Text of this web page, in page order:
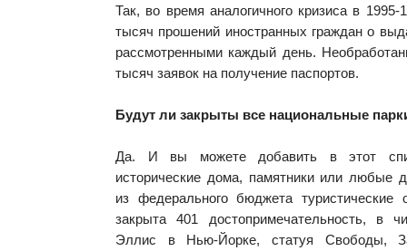
Так, во время аналогичного кризиса в
тысяч прошений иностранных граждан о
рассмотренными каждый день.
тысяч заявок на получение паспортов.
Будут ли закрыты все национальные
Да. И вы можете добавить в этот
исторические дома, памятники или любые
из федерального бюджета туристические
закрыта 401 достопримечательность, в
Эллис в Нью-Йорке, статуя Свободы,